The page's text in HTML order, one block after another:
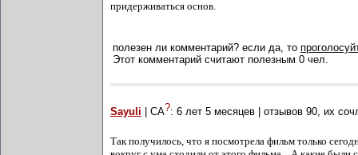
придерживаться основ.
полезен ли комментарий? если да, то
Этот комментарий считают полезным 0 чел.
Sayuli | СА?: 6 лет 5 месяцев | отзывов 90, их
Так получилось, что я посмотрела фильм только